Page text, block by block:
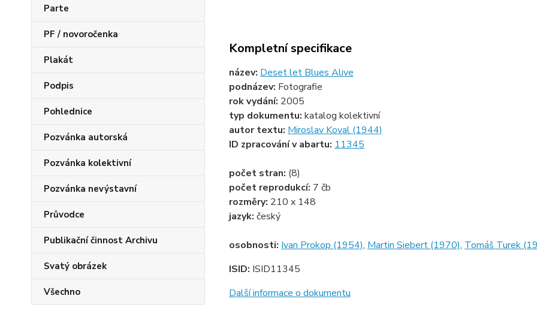
Parte
PF / novoročenka
Plakát
Podpis
Pohlednice
Pozvánka autorská
Pozvánka kolektivní
Pozvánka nevýstavní
Průvodce
Publikační činnost Archivu
Svatý obrázek
Všechno
Kompletní specifikace
název: Deset let Blues Alive
podnázev: Fotografie
rok vydání: 2005
typ dokumentu: katalog kolektivní
autor textu: Miroslav Koval (1944)
ID zpracování v abartu: 11345
počet stran: (8)
počet reprodukcí: 7 čb
rozměry: 210 x 148
jazyk: český
osobnosti: Ivan Prokop (1954), Martin Siebert (1970), Tomáš Turek
ISID: ISID11345
Další informace o dokumentu